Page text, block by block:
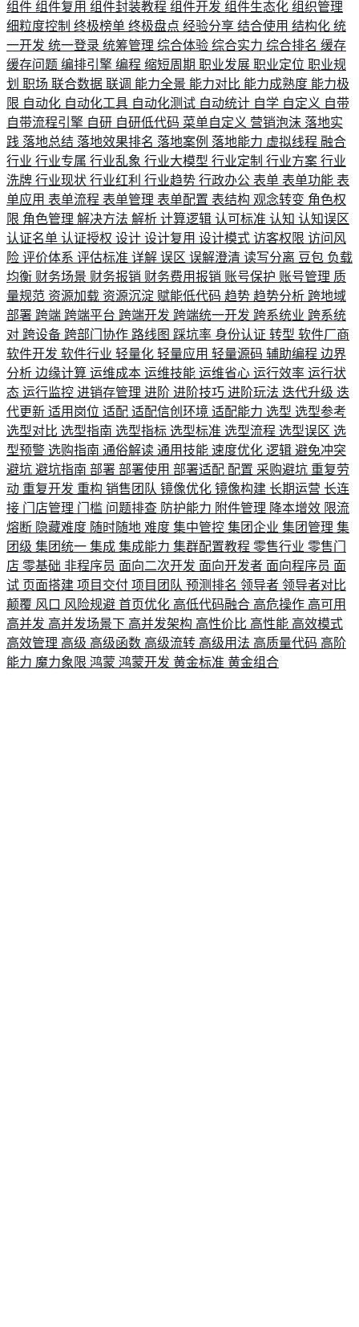
组件 组件复用 组件封装教程 组件开发 组件生态化 组织管理
细粒度控制 终极榜单 终极盘点 经验分享 结合使用 结构化 统
一开发 统一登录 统筹管理 综合体验 综合实力 综合排名 缓存
缓存问题 编排引擎 编程 缩短周期 职业发展 职业定位 职业规
划 职场 联合数据 联调 能力全景 能力对比 能力成熟度 能力极
限 自动化 自动化工具 自动化测试 自动统计 自学 自定义 自带
自带流程引擎 自研 自研低代码 菜单自定义 营销泡沫 落地实
践 落地总结 落地效果排名 落地案例 落地能力 虚拟线程 融合
行业 行业专属 行业乱象 行业大模型 行业定制 行业方案 行业
洗牌 行业现状 行业红利 行业趋势 行政办公 表单 表单功能 表
单应用 表单流程 表单管理 表单配置 表结构 观念转变 角色权
限 角色管理 解决方法 解析 计算逻辑 认可标准 认知 认知误区
认证名单 认证授权 设计 设计复用 设计模式 访客权限 访问风
险 评价体系 评估标准 详解 误区 误解澄清 读写分离 豆包 负载
均衡 财务场景 财务报销 财务费用报销 账号保护 账号管理 质
量规范 资源加载 资源沉淀 赋能低代码 趋势 趋势分析 跨地域
部署 跨端 跨端平台 跨端开发 跨端统一开发 跨系统业 跨系统
对 跨设备 跨部门协作 路线图 踩坑率 身份认证 转型 软件厂商
软件开发 软件行业 轻量化 轻量应用 轻量源码 辅助编程 边界
分析 边缘计算 运维成本 运维技能 运维省心 运行效率 运行状
态 运行监控 进销存管理 进阶 进阶技巧 进阶玩法 迭代升级 迭
代更新 适用岗位 适配 适配信创环境 适配能力 选型 选型参考
选型对比 选型指南 选型指标 选型标准 选型流程 选型误区 选
型预警 选购指南 通俗解读 通用技能 速度优化 逻辑 避免冲突
避坑 避坑指南 部署 部署使用 部署适配 配置 采购避坑 重复劳
动 重复开发 重构 销售团队 镜像优化 镜像构建 长期运营 长连
接 门店管理 门槛 问题排查 防护能力 附件管理 降本增效 限流
熔断 隐藏难度 随时随地 难度 集中管控 集团企业 集团管理 集
团级 集团统一 集成 集成能力 集群配置教程 零售行业 零售门
店 零基础 非程序员 面向二次开发 面向开发者 面向程序员 面
试 页面搭建 项目交付 项目团队 预测排名 领导者 领导者对比
颠覆 风口 风险规避 首页优化 高低代码融合 高危操作 高可用
高并发 高并发场景下 高并发架构 高性价比 高性能 高效模式
高效管理 高级 高级函数 高级流转 高级用法 高质量代码 高阶
能力 魔力象限 鸿蒙 鸿蒙开发 黄金标准 黄金组合